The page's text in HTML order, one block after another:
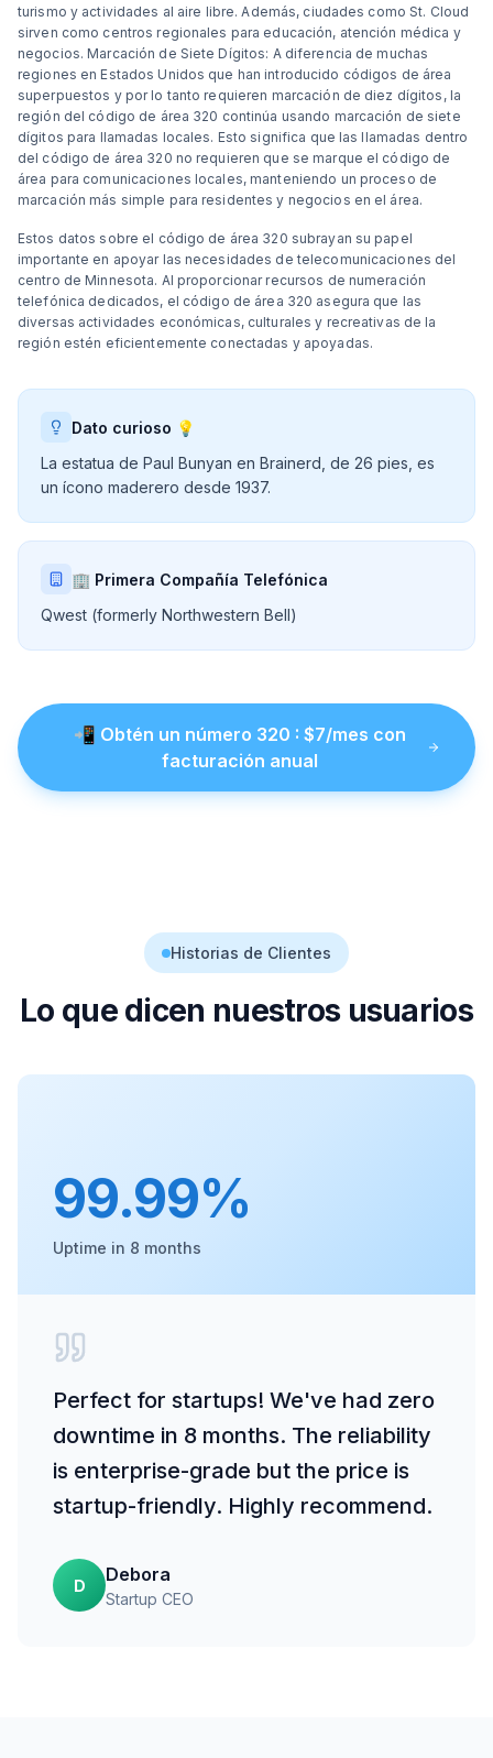
turismo y actividades al aire libre. Además, ciudades como St. Cloud
sirven como centros regionales para educación, atención médica y
negocios. Marcación de Siete Dígitos: A diferencia de muchas
regiones en Estados Unidos que han introducido códigos de área
superpuestos y por lo tanto requieren marcación de diez dígitos, la
región del código de área 320 continúa usando marcación de siete
dígitos para llamadas locales. Esto significa que las llamadas dentro
del código de área 320 no requieren que se marque el código de
área para comunicaciones locales, manteniendo un proceso de
marcación más simple para residentes y negocios en el área.
Estos datos sobre el código de área 320 subrayan su papel
importante en apoyar las necesidades de telecomunicaciones del
centro de Minnesota. Al proporcionar recursos de numeración
telefónica dedicados, el código de área 320 asegura que las
diversas actividades económicas, culturales y recreativas de la
región estén eficientemente conectadas y apoyadas.
Dato curioso 💡
La estatua de Paul Bunyan en Brainerd, de 26 pies, es
un ícono maderero desde 1937.
🏢 Primera Compañía Telefónica
Qwest (formerly Northwestern Bell)
📲 Obtén un número 320 : $7/mes con
facturación anual
Historias de Clientes
Lo que dicen nuestros usuarios
99.99%
Uptime in 8 months
Perfect for startups! We've had zero
downtime in 8 months. The reliability
is enterprise-grade but the price is
startup-friendly. Highly recommend.
D
Debora
Startup CEO